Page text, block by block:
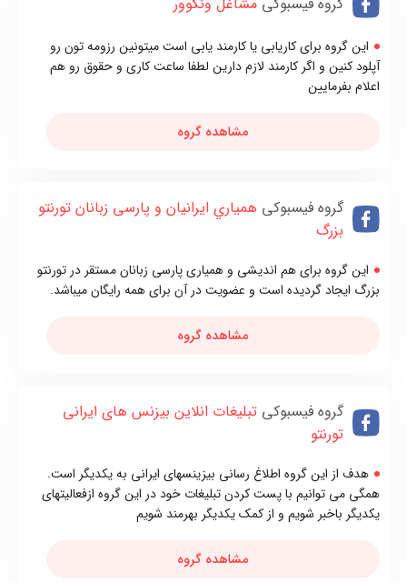
این گروه برای کاریابی یا کارمند یابی است میتونین رزومه تون رو
آپلود کنین و اگر کارمند لازم دارین لطفا ساعت کاری و حقوق رو هم
اعلام بفرمایین
مشاهده گروه
گروه فیسبوکی همياري ایرانیان و پارسی زبانان تورنتو
بزرگ
این گروه برای هم اندیشی و همیاری پارسی زبانان مستقر در تورنتو
بزرگ ایجاد گردیده است و عضویت در آن برای همه رایگان میباشد.
مشاهده گروه
گروه فیسبوکی تبلیغات انلاین بیزنس های ایرانی
تورنتو
هدف از این گروه اطلاغ رسانی بیزینسهای ایرانی به یکدیگر است.
همگی می توانیم با پست کردن تبلیغات خود در این گروه ازفعالیتهای
یکدیگر باخبر شویم و از کمک یکدیگر بهرمند شویم
مشاهده گروه